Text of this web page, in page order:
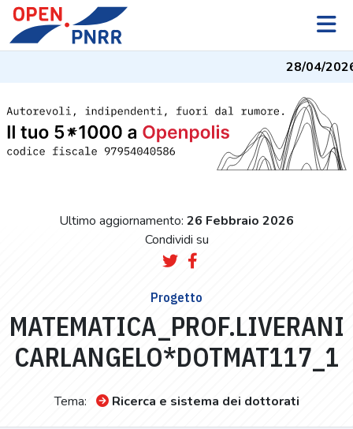
28/04/2026
Ultimo aggiornamento: 26 Febbraio 2026
Condividi su
Progetto
MATEMATICA_PROF.LIVERANI
CARLANGELO*DOTMAT117_1
Tema: Ricerca e sistema dei dottorati